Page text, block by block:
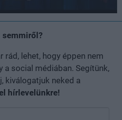
semmiről?
rád, lehet, hogy éppen nem
a social médiában. Segítünk,
kiválogatjuk neked a
hírlevelünkre!